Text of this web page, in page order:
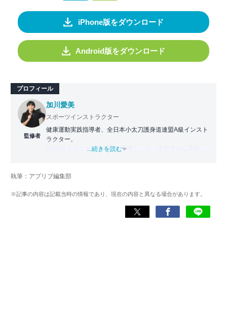
iPhone版をダウンロード
Android版をダウンロード
プロフィール
監修者
加川愛美
スポーツインストラクター
健康運動実践指導者、全日本小太刀護身道連盟A級インスト
ラクター。
2006年よりスポーツ教室を主宰し、小・中学生から高齢者
日常生活をより豊かにするヘルスケアアプリの活用法を、
メディアや講演を通じて広く発信している。
...続きを読む
執筆：アプリブ編集部
※記事の内容は記載当時の情報であり、現在の内容と異なる場合があります。